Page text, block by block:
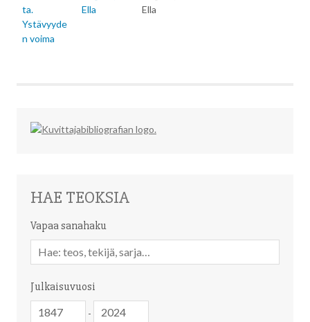
ta.
Ystävyyde
n voima
Ella
Ella
HAE TEOKSIA
Vapaa sanahaku
sanahaku
Julkaisuvuosi
-